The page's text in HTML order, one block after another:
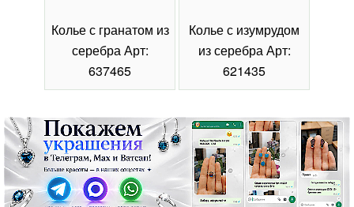
Колье с гранатом из
серебра Арт:
637465
Колье с изумрудом
из серебра Арт:
621435